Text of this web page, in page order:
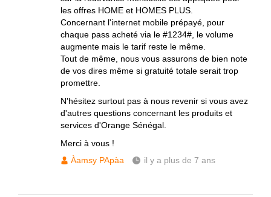
les offres HOME et HOMES PLUS.
Concernant l'internet mobile prépayé, pour
chaque pass acheté via le #1234#, le volume
augmente mais le tarif reste le même.
Tout de même, nous vous assurons de bien note
de vos dires même si gratuité totale serait trop
promettre.
N'hésitez surtout pas à nous revenir si vous avez
d'autres questions concernant les produits et
services d'Orange Sénégal.
Merci à vous !
Àamsy PApàa
il y a plus de 7 ans